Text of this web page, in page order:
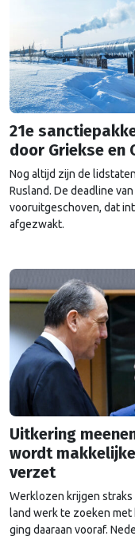
21e
door Griekse en
Nog altijd zijn de
Rusland. De deadline
vooruitgeschoven, dat
afgezwakt.
Uitkering
wordt
verzet
Werklozen krijgen
land werk te zoeken
ging daaraan vooraf.